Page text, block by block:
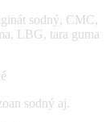
sodný, CMC,
LBG, tara guma
sodný aj.